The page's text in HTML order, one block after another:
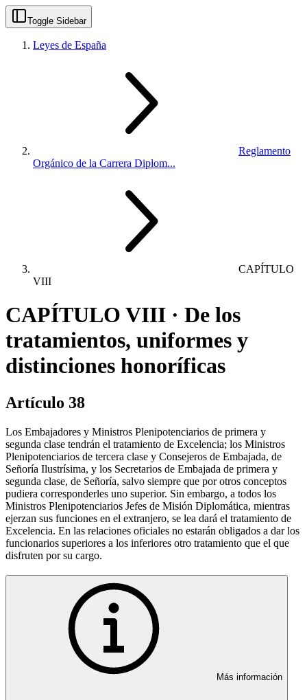
Toggle Sidebar
Leyes de España
Reglamento
Orgánico de la Carrera Diplom...
CAPÍTULO
VIII
CAPÍTULO VIII · De los
tratamientos, uniformes y
distinciones honoríficas
Artículo 38
Los Embajadores y Ministros Plenipotenciarios de primera y
segunda clase tendrán el tratamiento de Excelencia; los Ministros
Plenipotenciarios de tercera clase y Consejeros de Embajada, de
Señoría Ilustrísima, y los Secretarios de Embajada de primera y
segunda clase, de Señoría, salvo siempre que por otros conceptos
pudiera corresponderles uno superior. Sin embargo, a todos los
Ministros Plenipotenciarios Jefes de Misión Diplomática, mientras
ejerzan sus funciones en el extranjero, se lea dará el tratamiento de
Excelencia. En las relaciones oficiales no estarán obligados a dar los
funcionarios superiores a los inferiores otro tratamiento que el que
disfruten por su cargo.
Más información